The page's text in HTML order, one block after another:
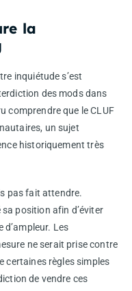
la
inquiétude s’est
des mods dans
comprendre que le CLUF
un sujet
historiquement très
pas fait attendre.
position afin d’éviter
d’ampleur. Les
ne serait prise contre
certaines règles simples
de vendre ces